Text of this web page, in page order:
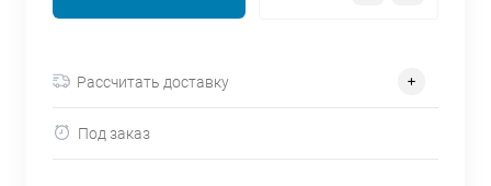
Рассчитать доставку
Под заказ
plait.ru